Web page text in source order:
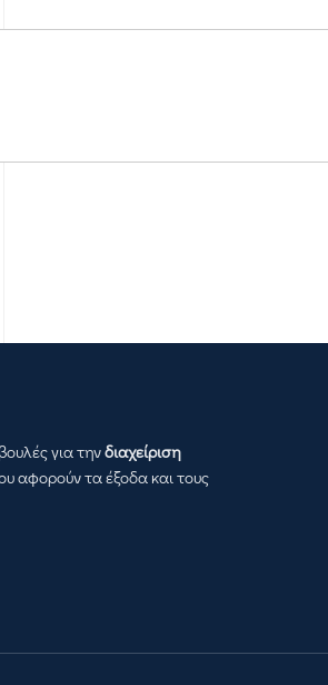
για τηνδιαχείριση
αφορούν τα έξοδα και τους